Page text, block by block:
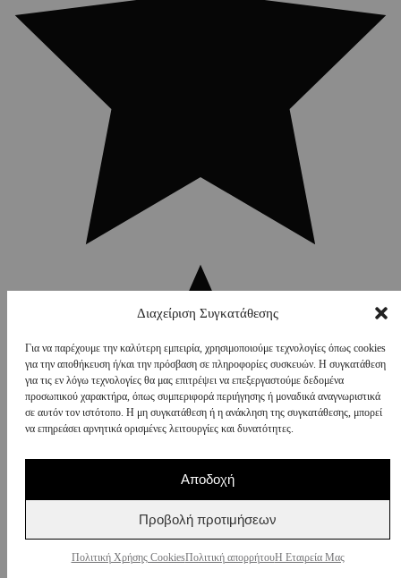
Διαχείριση Συγκατάθεσης
Για να παρέχουμε την καλύτερη εμπειρία, χρησιμοποιούμε τεχνολογίες όπως cookies
για την αποθήκευση ή/και την πρόσβαση σε πληροφορίες συσκευών. Η συγκατάθεση
για τις εν λόγω τεχνολογίες θα μας επιτρέψει να επεξεργαστούμε δεδομένα
προσωπικού χαρακτήρα, όπως συμπεριφορά περιήγησης ή μοναδικά αναγνωριστικά
σε αυτόν τον ιστότοπο. Η μη συγκατάθεση ή η ανάκληση της συγκατάθεσης, μπορεί
να επηρεάσει αρνητικά ορισμένες λειτουργίες και δυνατότητες.
Αποδοχή
Προβολή προτιμήσεων
Πολιτική Χρήσης CookiesΠολιτική απορρήτουΗ Εταιρεία Μας